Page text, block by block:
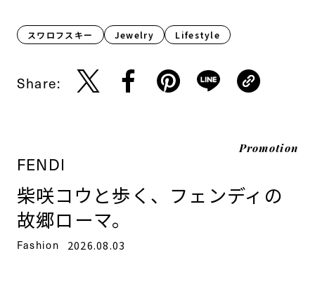
スワロフスキー Jewelry Lifestyle​
Share:
Promotion
FENDI
柴咲コウと歩く、フェンディの
故郷ローマ。
Fashion 2026.08.03